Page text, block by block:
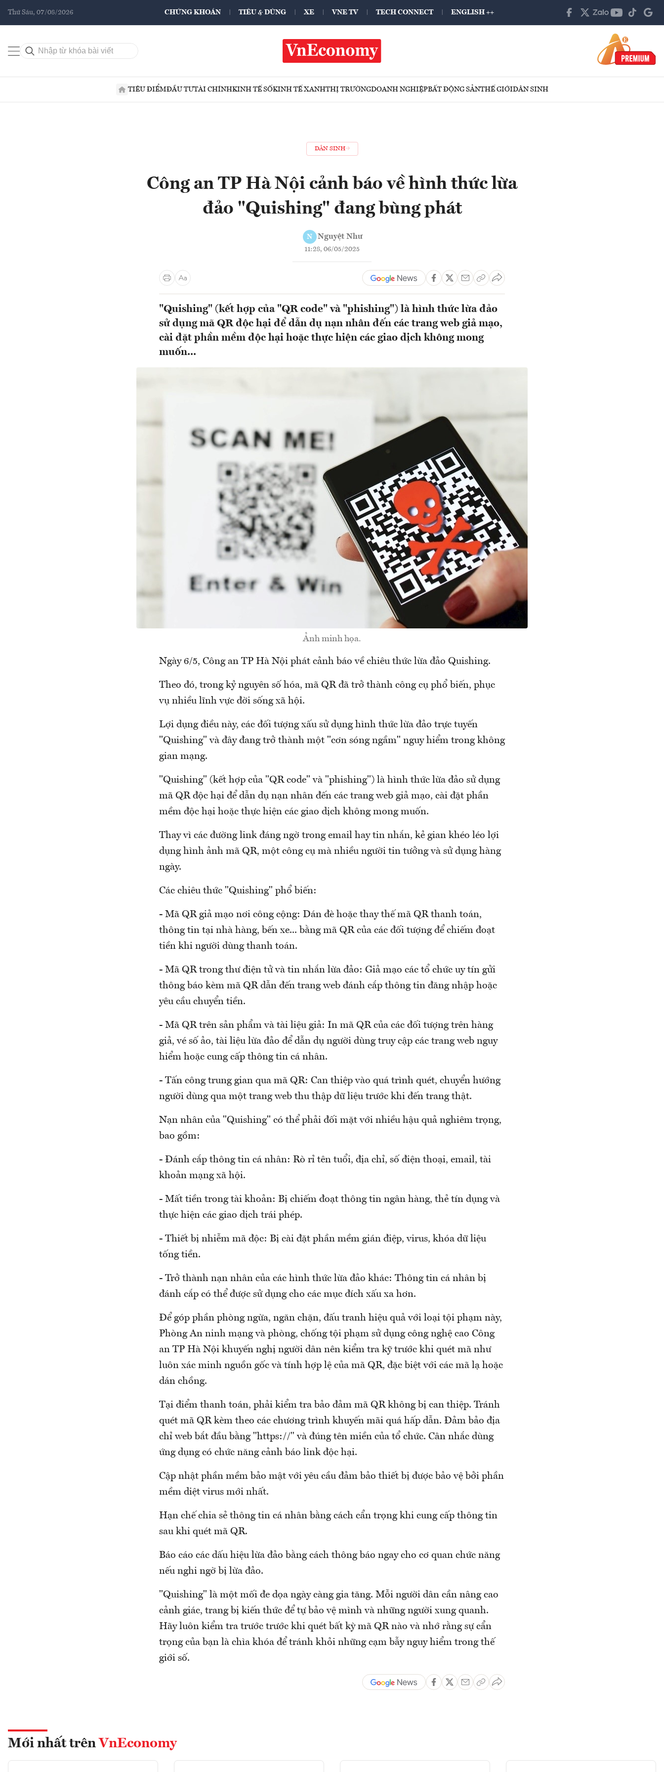
Thứ Sáu, 07/08/2026 CHỨNG KHOÁN TIÊU & DÙNG XE VNE TV TECH CONNECT ENGLISH ++
TIÊU ĐIỂMĐẦU TƯTÀI CHÍNHKINH TẾ SỐKINH TẾ XANHTHỊ TRƯỜNGDOANH NGHIỆPBẤT ĐỘNG SẢNTHẾ GIỚIDÂN SINH
DÂN SINH
Công an TP Hà Nội cảnh báo về hình thức lừa
đảo "Quishing" đang bùng phát
N Nguyệt Như
11:28, 06/05/2025
"Quishing" (kết hợp của "QR code" và "phishing") là hình thức lừa đảo
sử dụng mã QR độc hại để dẫn dụ nạn nhân đến các trang web giả mạo,
cài đặt phần mềm độc hại hoặc thực hiện các giao dịch không mong
muốn...
Ảnh minh họa.
Ngày 6/5, Công an TP Hà Nội phát cảnh báo về chiêu thức lừa đảo Quishing.
Theo đó, trong kỷ nguyên số hóa, mã QR đã trở thành công cụ phổ biến, phục
vụ nhiều lĩnh vực đời sống xã hội.
Lợi dụng điều này, các đối tượng xấu sử dụng hình thức lừa đảo trực tuyến
"Quishing" và đây đang trở thành một "cơn sóng ngầm" nguy hiểm trong không
gian mạng.
"Quishing" (kết hợp của "QR code" và "phishing") là hình thức lừa đảo sử dụng
mã QR độc hại để dẫn dụ nạn nhân đến các trang web giả mạo, cài đặt phần
mềm độc hại hoặc thực hiện các giao dịch không mong muốn.
Thay vì các đường link đáng ngờ trong email hay tin nhắn, kẻ gian khéo léo lợi
dụng hình ảnh mã QR, một công cụ mà nhiều người tin tưởng và sử dụng hàng
ngày.
Các chiêu thức "Quishing" phổ biến:
- Mã QR giả mạo nơi công cộng: Dán đè hoặc thay thế mã QR thanh toán,
thông tin tại nhà hàng, bến xe... bằng mã QR của các đối tượng để chiếm đoạt
tiền khi người dùng thanh toán.
- Mã QR trong thư điện tử và tin nhắn lừa đảo: Giả mạo các tổ chức uy tín gửi
thông báo kèm mã QR dẫn đến trang web đánh cắp thông tin đăng nhập hoặc
yêu cầu chuyển tiền.
- Mã QR trên sản phẩm và tài liệu giả: In mã QR của các đối tượng trên hàng
giả, vé số ảo, tài liệu lừa đảo để dẫn dụ người dùng truy cập các trang web nguy
hiểm hoặc cung cấp thông tin cá nhân.
- Tấn công trung gian qua mã QR: Can thiệp vào quá trình quét, chuyển hướng
người dùng qua một trang web thu thập dữ liệu trước khi đến trang thật.
Nạn nhân của "Quishing" có thể phải đối mặt với nhiều hậu quả nghiêm trọng,
bao gồm:
- Đánh cắp thông tin cá nhân: Rò rỉ tên tuổi, địa chỉ, số điện thoại, email, tài
khoản mạng xã hội.
- Mất tiền trong tài khoản: Bị chiếm đoạt thông tin ngân hàng, thẻ tín dụng và
thực hiện các giao dịch trái phép.
- Thiết bị nhiễm mã độc: Bị cài đặt phần mềm gián điệp, virus, khóa dữ liệu
tống tiền.
- Trở thành nạn nhân của các hình thức lừa đảo khác: Thông tin cá nhân bị
đánh cắp có thể được sử dụng cho các mục đích xấu xa hơn.
Để góp phần phòng ngừa, ngăn chặn, đấu tranh hiệu quả với loại tội phạm này,
Phòng An ninh mạng và phòng, chống tội phạm sử dụng công nghệ cao Công
an TP Hà Nội khuyến nghị người dân nên kiểm tra kỹ trước khi quét mã như
luôn xác minh nguồn gốc và tính hợp lệ của mã QR, đặc biệt với các mã lạ hoặc
dán chồng.
Tại điểm thanh toán, phải kiểm tra bảo đảm mã QR không bị can thiệp. Tránh
quét mã QR kèm theo các chương trình khuyến mãi quá hấp dẫn. Đảm bảo địa
chỉ web bắt đầu bằng "https://" và đúng tên miền của tổ chức. Cân nhắc dùng
ứng dụng có chức năng cảnh báo link độc hại.
Cập nhật phần mềm bảo mật với yêu cầu đảm bảo thiết bị được bảo vệ bởi phần
mềm diệt virus mới nhất.
Hạn chế chia sẻ thông tin cá nhân bằng cách cẩn trọng khi cung cấp thông tin
sau khi quét mã QR.
Báo cáo các dấu hiệu lừa đảo bằng cách thông báo ngay cho cơ quan chức năng
nếu nghi ngờ bị lừa đảo.
"Quishing" là một mối đe dọa ngày càng gia tăng. Mỗi người dân cần nâng cao
cảnh giác, trang bị kiến thức để tự bảo vệ mình và những người xung quanh.
Hãy luôn kiểm tra trước trước khi quét bất kỳ mã QR nào và nhớ rằng sự cẩn
trọng của bạn là chìa khóa để tránh khỏi những cạm bẫy nguy hiểm trong thế
giới số.
Mới nhất trên VnEconomy